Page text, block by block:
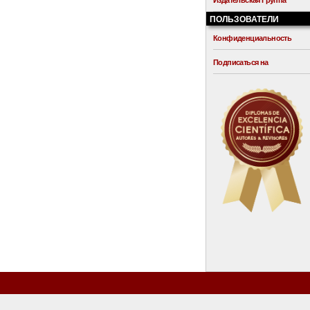
ПОЛЬЗОВАТЕЛИ
Конфиденциальность
Подписаться на